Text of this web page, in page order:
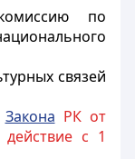
по
связей
Закона РК от
с 1